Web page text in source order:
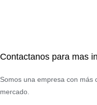
Contactanos para mas
Somos una empresa con más
mercado.